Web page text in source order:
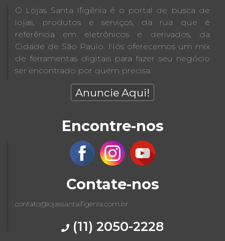
O Lojas Santa Ifigênia é o portal de busca de
lojas, produtos e serviços, da rua que é
referência em eletrônicos e derivados, da
Cidade de São Paulo. Nós oferecemos um míx
de ferramentas digitais para fazer seu negócio
ser encontrado por quem precisa.
Anuncie Aqui!
Encontre-nos
Contate-nos
contato@lojassantaifigenia.com.br
(11) 2050-2228